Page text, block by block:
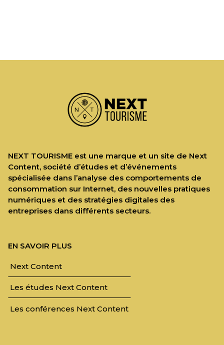
NEXT TOURISME est une marque et un site de Next
Content, société d’études et d’événements
spécialisée dans l’analyse des comportements de
consommation sur Internet, des nouvelles pratiques
numériques et des stratégies digitales des
entreprises dans différents secteurs.
EN SAVOIR PLUS
Next Content
Les études Next Content
Les conférences Next Content